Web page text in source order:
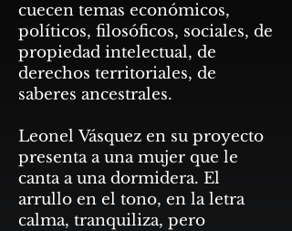
cuecen temas económicos,
políticos, filosóficos, sociales, de
propiedad intelectual, de
derechos territoriales, de
saberes ancestrales.
Leonel Vásquez en su proyecto
presenta a una mujer que le
canta a una dormidera. El
arrullo en el tono, en la letra
calma, tranquiliza, pero